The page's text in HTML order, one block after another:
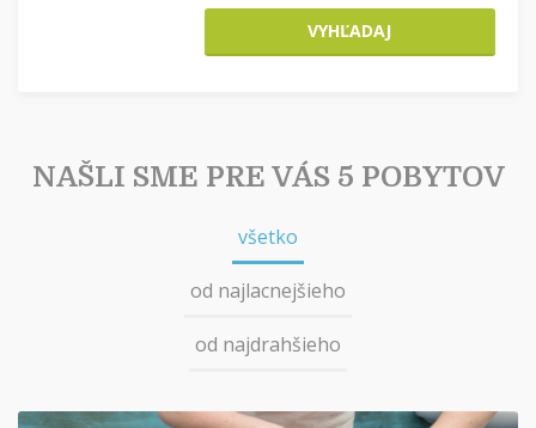
VYHĽADAJ
NAŠLI SME PRE VÁS 5 POBYTOV
všetko
od najlacnejšieho
od najdrahšieho